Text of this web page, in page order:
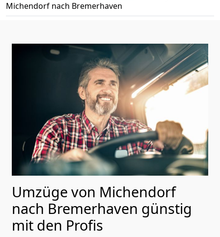
Michendorf nach Bremer­haven
Umzüge von Michendorf
nach Bremer­haven günstig
mit den Profis